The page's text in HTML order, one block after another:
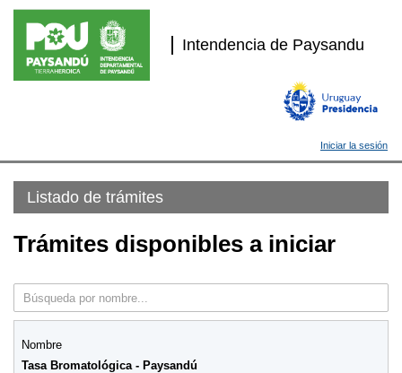
Intendencia de Paysandu
Iniciar la sesión
Listado de trámites
Trámites disponibles a iniciar
Tasa Bromatológica - Paysandú